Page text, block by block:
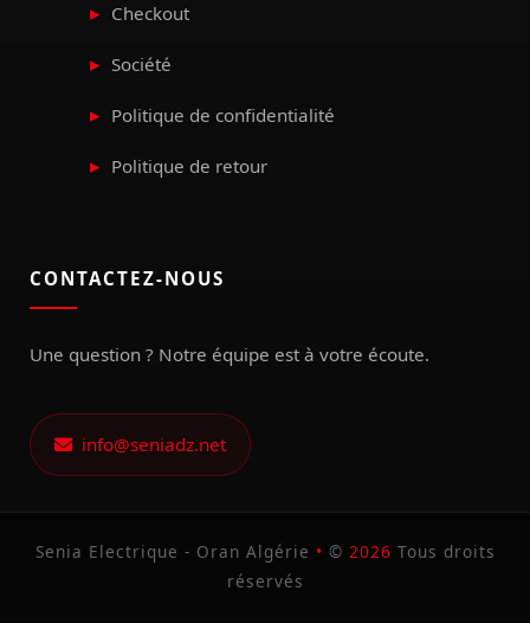
Checkout
Société
Politique de confidentialité
Politique de retour
CONTACTEZ-NOUS
Une question ? Notre équipe est à votre écoute.
info@seniadz.net
Senia Electrique - Oran Algérie • © 2026 Tous droits
réservés